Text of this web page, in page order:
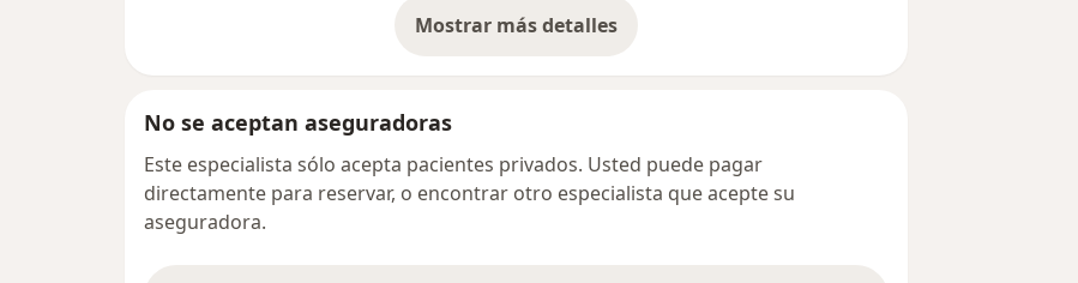
Mostrar más detalles
sobre la dirección
No se aceptan aseguradoras
Este especialista sólo acepta pacientes privados. Usted puede pagar
directamente para reservar, o encontrar otro especialista que acepte su
aseguradora.